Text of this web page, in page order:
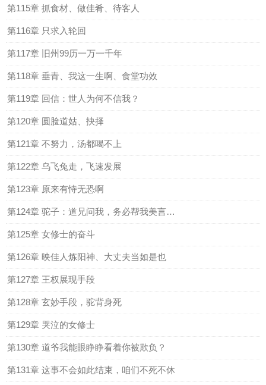
第115章 抓食材、做佳肴、待客人
第116章 只求入轮回
第117章 旧州99历一万一千年
第118章 垂青、我这一生啊、食堂功效
第119章 回信：世人为何不信我？
第120章 圆脸道姑、抉择
第121章 不努力，汤都喝不上
第122章 乌飞兔走，飞速发展
第123章 原来有恃无恐啊
第124章 驼子：道兄问我，务必帮我美言几句
第125章 女修士的奋斗
第126章 映佳人炼阳神、大丈夫当如是也
第127章 王权展现手段
第128章 玄妙手段，驼背身死
第129章 哭泣的女修士
第130章 道爷我能眼睁睁看着你被欺负？
第131章 这事不会如此结束，咱们不死不休